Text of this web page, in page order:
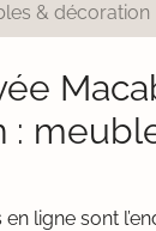
& décoration
:
ligne sont